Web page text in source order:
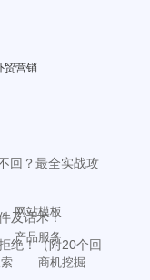
贸营销
回？最全实战攻
及话术！
绝！（附20个回
网站模板
产品服务
商机挖掘